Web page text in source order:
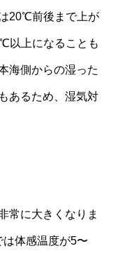
20℃前後まで上が
以上になることも
海側からの湿った
あるため、湿気対
常に大きくなりま
体感温度が5〜